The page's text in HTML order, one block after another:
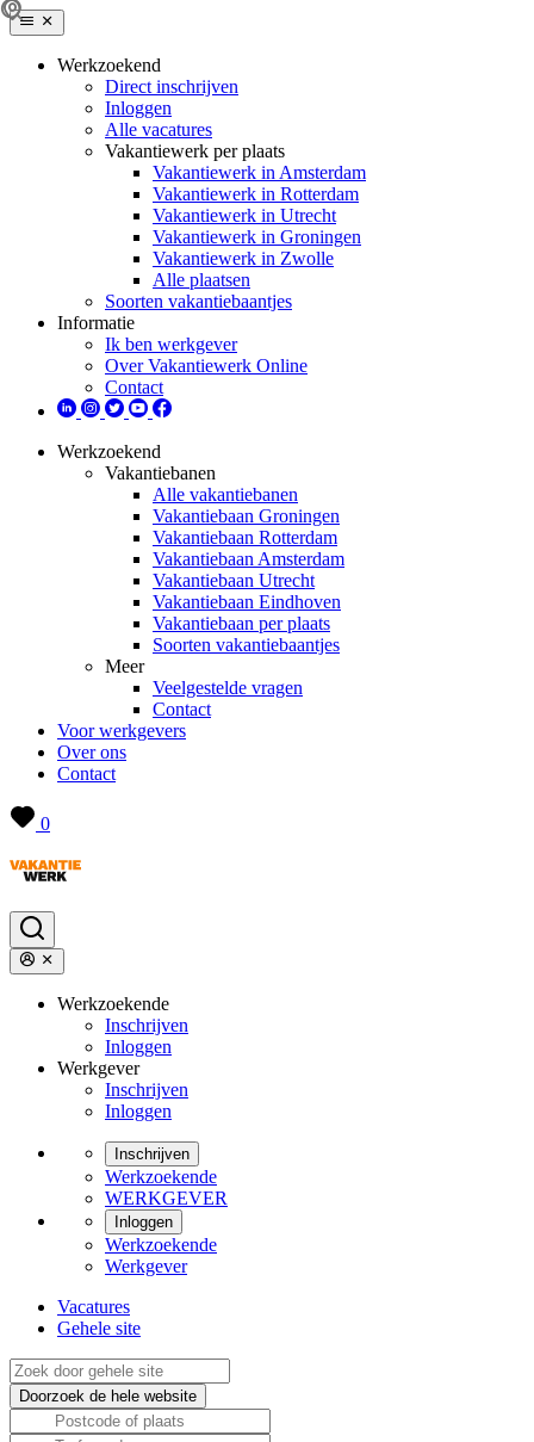
Werkzoekend
Direct inschrijven
Inloggen
Alle vacatures
Vakantiewerk per plaats
Vakantiewerk in Amsterdam
Vakantiewerk in Rotterdam
Vakantiewerk in Utrecht
Vakantiewerk in Groningen
Vakantiewerk in Zwolle
Alle plaatsen
Soorten vakantiebaantjes
Informatie
Ik ben werkgever
Over Vakantiewerk Online
Contact
Werkzoekend
Vakantiebanen
Alle vakantiebanen
Vakantiebaan Groningen
Vakantiebaan Rotterdam
Vakantiebaan Amsterdam
Vakantiebaan Utrecht
Vakantiebaan Eindhoven
Vakantiebaan per plaats
Soorten vakantiebaantjes
Meer
Veelgestelde vragen
Contact
Voor werkgevers
Over ons
Contact
0
Werkzoekende
Inschrijven
Inloggen
Werkgever
Inschrijven
Inloggen
Inschrijven
Werkzoekende
WERKGEVER
Inloggen
Werkzoekende
Werkgever
Vacatures
Gehele site